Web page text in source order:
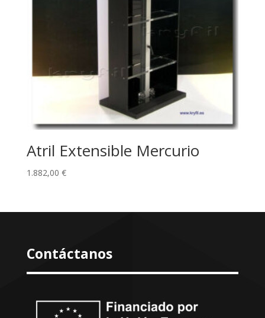
Atril Extensible Mercurio
1.882,00 €
Contáctanos